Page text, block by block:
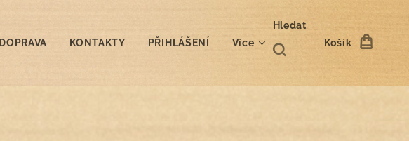
DOPRAVA KONTAKTY PŘIHLÁŠENÍ Více
Hledat
Košík